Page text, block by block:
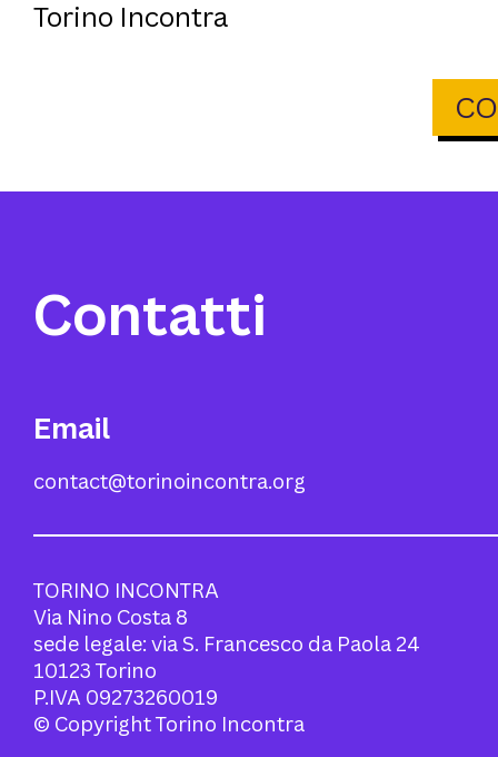
Torino Incontra
Contatti
Email
contact@torinoincontra.org
TORINO INCONTRA
Via Nino Costa 8
sede legale: via S. Francesco da Paola 24
10123 Torino
P.IVA 09273260019
© Copyright Torino Incontra